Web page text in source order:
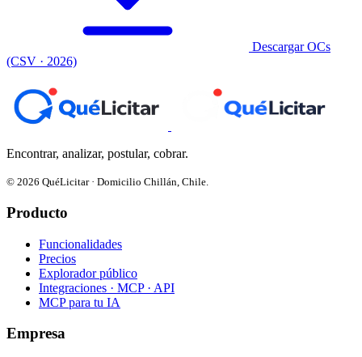
Descargar OCs
(CSV · 2026)
Encontrar, analizar, postular, cobrar.
© 2026 QuéLicitar · Domicilio Chillán, Chile.
Producto
Funcionalidades
Precios
Explorador público
Integraciones · MCP · API
MCP para tu IA
Empresa